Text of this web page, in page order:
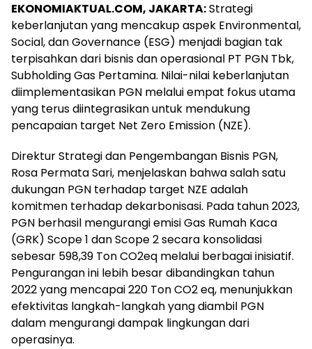
EKONOMIAKTUAL.COM, JAKARTA:Strategi
keberlanjutan yang mencakup aspek Environmental,
Social, dan Governance (ESG) menjadi bagian tak
terpisahkan dari bisnis dan operasional PT PGN Tbk,
Subholding Gas Pertamina. Nilai-nilai keberlanjutan
diimplementasikan PGN melalui empat fokus utama
yang terus diintegrasikan untuk mendukung
pencapaian target Net Zero Emission (NZE).
Direktur Strategi dan Pengembangan Bisnis PGN,
Rosa Permata Sari, menjelaskan bahwa salah satu
dukungan PGN terhadap target NZE adalah
komitmen terhadap dekarbonisasi. Pada tahun 2023,
PGN berhasil mengurangi emisi Gas Rumah Kaca
(GRK) Scope 1 dan Scope 2 secara konsolidasi
sebesar 598,39 Ton CO2eq melalui berbagai inisiatif.
Pengurangan ini lebih besar dibandingkan tahun
2022 yang mencapai 220 Ton CO2 eq, menunjukkan
efektivitas langkah-langkah yang diambil PGN
dalam mengurangi dampak lingkungan dari
operasinya.